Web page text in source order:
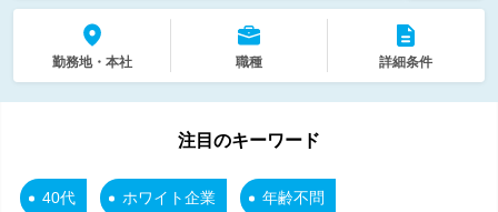
勤務地・本社 職種 詳細条件
注目のキーワード
40代 ホワイト企業 年齢不問